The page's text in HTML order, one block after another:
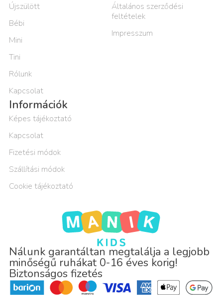
Nálunk garantáltan megtalálja a legjobb
minőségű ruhákat 0-16 éves korig!
Biztonságos fizetés
Újszülött
Bébi
Mini
Tini
Rólunk
Kapcsolat
Általános szerződési
feltételek
Impresszum
Információk
Képes tájékoztató
Kapcsolat
Fizetési módok
Szállítási módok
Cookie tájékoztató